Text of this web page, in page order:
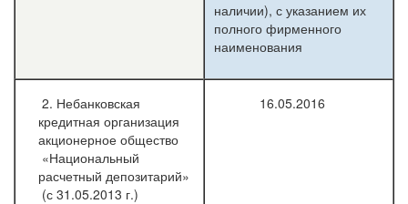
наличии), с указанием их
полного фирменного
наименования
2. Небанковская
кредитная организация
акционерное общество
«Национальный
расчетный депозитарий»
(с 31.05.2013 г.)
16.05.2016